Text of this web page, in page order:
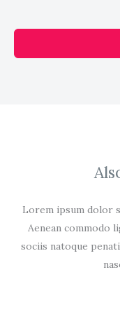
Lorem ipsum dolor
Aenean commodo
sociis natoque